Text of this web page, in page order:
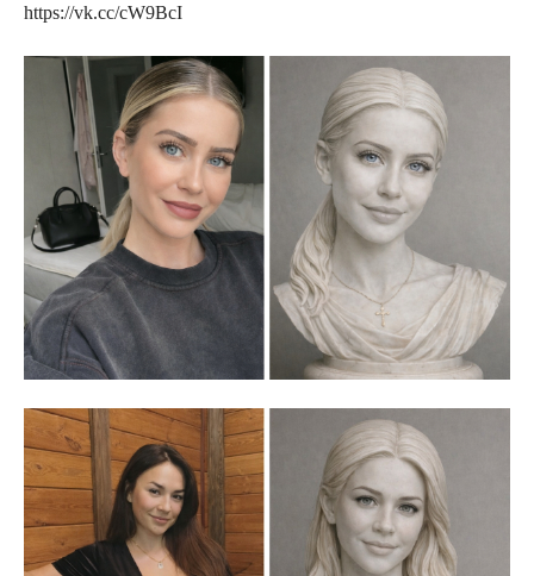
https://vk.cc/cW9BcI